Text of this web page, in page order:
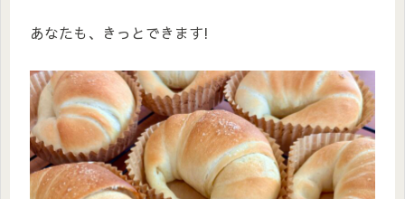
あなたも、きっとできます!